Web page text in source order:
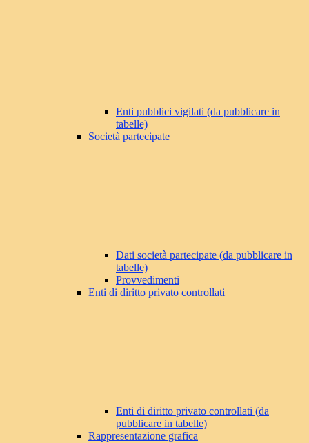
Enti pubblici vigilati (da pubblicare in
tabelle)
Società partecipate
Dati società partecipate (da pubblicare in
tabelle)
Provvedimenti
Enti di diritto privato controllati
Enti di diritto privato controllati (da
pubblicare in tabelle)
Rappresentazione grafica